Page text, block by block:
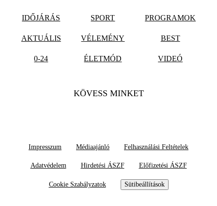
IDŐJÁRÁS SPORT PROGRAMOK
AKTUÁLIS VÉLEMÉNY BEST
0-24 ÉLETMÓD VIDEÓ
KÖVESS MINKET
Impresszum Médiaajánló Felhasználási Feltételek
Adatvédelem Hirdetési ÁSZF Előfizetési ÁSZF
Cookie Szabályzatok Sütibeállítások